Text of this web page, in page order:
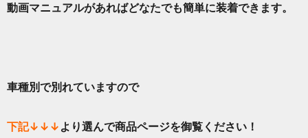
動画マニュアルがあればどなたでも簡単に装着できます。
車種別で別れていますので
下記↓↓↓ より選んで商品ページを御覧ください！